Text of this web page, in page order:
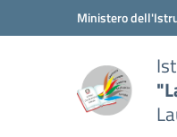
Vai ai contenuti
Vai al menu di navigazione
Ministero